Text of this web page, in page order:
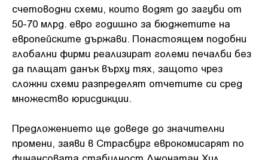
счетоводни схеми, които водят до загуби от
50-70 млрд. евро годишно за бюджетите на
европейските държави. Понастоящем подобни
глобални фирми реализират големи печалби без
да плащат данък върху тях, защото чрез
сложни схеми разпределят отчетите си сред
множество юрисдикции.
Предложението ще доведе до значителни
промени, заяви в Страсбург еврокомисарят по
финансовата стабилност Джонатан Хил.